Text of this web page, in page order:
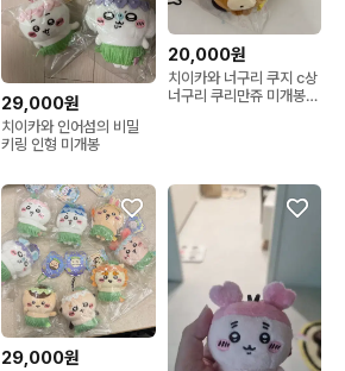
29,000원
치이카와 인어섬의 비밀
키링 인형 미개봉
20,000원
치이카와 너구리 쿠지 c상
너구리 쿠리만쥬 미개봉
29,000원